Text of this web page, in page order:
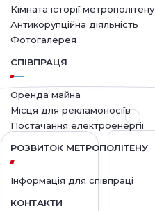
Кімната історії метрополітену
Антикорупційна діяльність
Фотогалерея
СПІВПРАЦЯ
Оренда майна
Місця для рекламоносіїв
Постачання електроенергії
РОЗВИТОК МЕТРОПОЛІТЕНУ
Інформація для співпраці
КОНТАКТИ